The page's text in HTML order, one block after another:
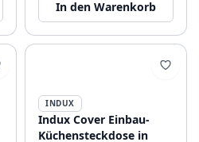
In den Warenkorb
INDUX
Indux Cover Einbau-
Küchensteckdose in